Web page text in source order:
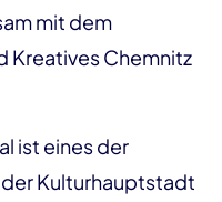
mit dem
Kreatives Chemnitz
ist eines der
Kulturhauptstadt